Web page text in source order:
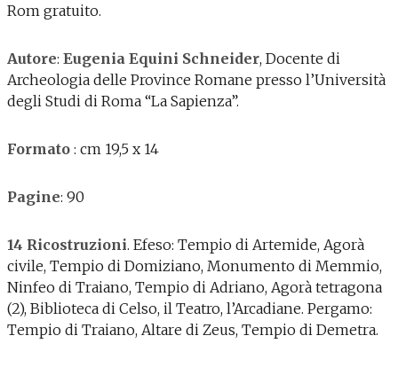
Rom gratuito.
Autore: Eugenia Equini Schneider, Docente di
Archeologia delle Province Romane presso l’Università
degli Studi di Roma “La Sapienza”.
Formato : cm 19,5 x 14
Pagine: 90
14 Ricostruzioni. Efeso: Tempio di Artemide, Agorà
civile, Tempio di Domiziano, Monumento di Memmio,
Ninfeo di Traiano, Tempio di Adriano, Agorà tetragona
(2), Biblioteca di Celso, il Teatro, l’Arcadiane. Pergamo:
Tempio di Traiano, Altare di Zeus, Tempio di Demetra.